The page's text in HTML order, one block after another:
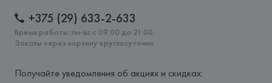
+375 (29) 633-2-633
Время работы: пн-вс с 09:00 до 21:00,
Заказы через корзину круглосуточно
Получайте уведомления об акциях и скидках: